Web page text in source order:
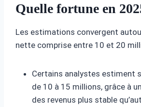
Quelle fortune en
Les estimations convergent
nette comprise entre 10 et 20
Certains analystes estiment
de 10 à 15 millions, grâce à
des revenus plus stable